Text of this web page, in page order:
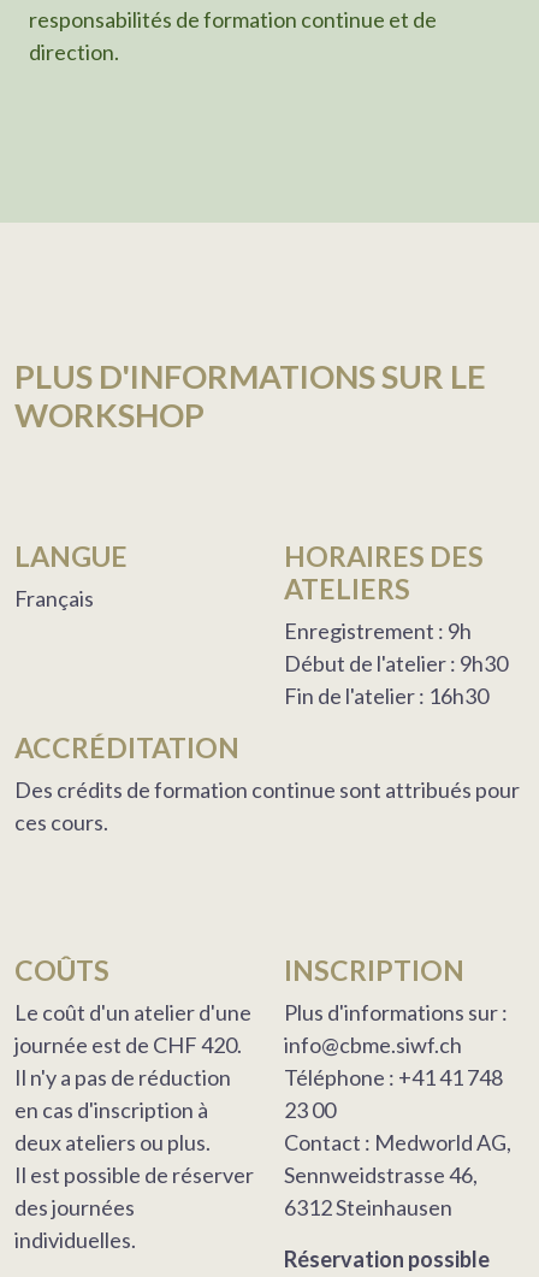
responsabilités de formation continue et de
direction.
PLUS D'INFORMATIONS SUR LE
WORKSHOP
LANGUE
Français
HORAIRES DES
ATELIERS
Enregistrement : 9h
Début de l'atelier : 9h30
Fin de l'atelier : 16h30
ACCRÉDITATION
Des crédits de formation continue sont attribués pour
ces cours.
COÛTS
Le coût d'un atelier d'une
journée est de CHF 420.
Il n'y a pas de réduction
en cas d'inscription à
deux ateliers ou plus.
Il est possible de réserver
des journées
individuelles.
INSCRIPTION
Plus d'informations sur :
info@cbme.siwf.ch
Téléphone : +41 41 748
23 00
Contact : Medworld AG,
Sennweidstrasse 46,
6312 Steinhausen
Réservation possible